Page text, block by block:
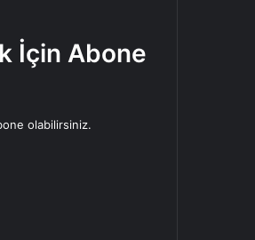
İçin Abone
olabilirsiniz.